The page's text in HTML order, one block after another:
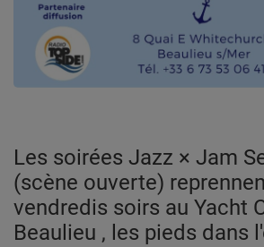
SANTÉ
PODCASTS
DIRECT STUDIO 1
DIRECT STUDIO 2
DIRECT STUDIO 3
Les soirées Jazz × Jam
(scène ouverte)
vendredis soirs au Yacht
Beaulieu , les pieds dans